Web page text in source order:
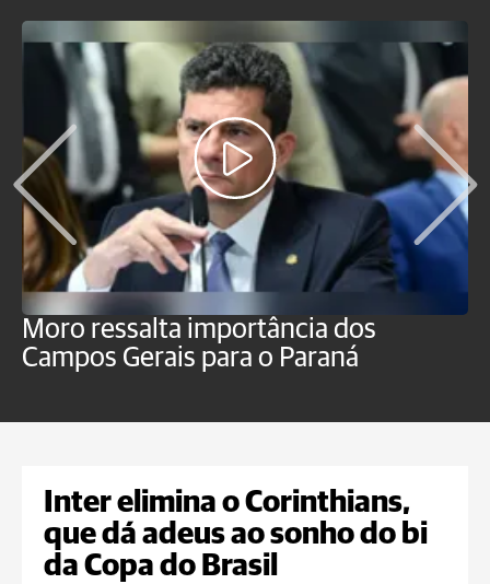
Moro ressalta importância dos
Campos Gerais para o Paraná
Inter elimina o Corinthians,
que dá adeus ao sonho do bi
da Copa do Brasil